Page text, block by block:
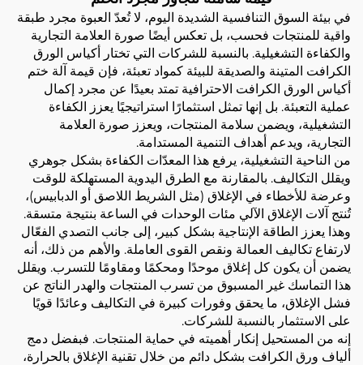
في بيئة السوق التنافسية الشديدة اليوم، لا تُعدّ العبوة مجرد طبقة
واقية للمنتجات فحسب، بل تعكس أيضًا صورة العلامة التجارية
والكفاءة التشغيلية. بالنسبة للشركات التي تختار أكياس الورق
الكرافت المتينة والصديقة للبيئة كمواد تعبئة، فإن قيمة آلة ختم
أكياس الورق الكرافت الاحترافية تمتد بعيدًا عن مجرد إكمال
عملية التعبئة. بل إنها تمثل استثمارًا استراتيجيًا يعزز الكفاءة
التشغيلية، ويضمن سلامة المنتجات، ويعزز صورة العلامة
التجارية، ويدعم أهداف التنمية المستدامة.
من الناحية التشغيلية، يرفع هذا المعدّات الكفاءة بشكل جوهري
ويقلل التكاليف. بالمقارنة مع الطرق اليدوية المستهلكة للوقت
وعرضة للأخطاء في الإغلاق (مثل الشريط اللاصق أو الدبابيس)،
تُنتج آلات الإغلاق الآلي مئات الوحدات في الساعة بنتيجة متسقة.
وهذا يعزز الطاقة الإنتاجية بشكل كبير، إلى جانب التصدي الفعّال
لارتفاع تكاليف العمالة ونقص القوى العاملة. والأهم من ذلك، أنه
يضمن أن يكون كل إغلاق موحدًا ومحكمًا ومقاومًا للتسرب. ويقلل
هذا التماسك غير المسبوق من تسرب المنتجات والهدر الناتج عن
فشل الإغلاق، ما يحقق وفورات كبيرة في التكاليف وعائدًا قويًا
على الاستثمار بالنسبة للشركات.
إنه من المستحيل إنكار أهميته في حماية المنتجات. فبفضل دمج
ألياف ورق الكرافت بشكل دائم من خلال تقنية الإغلاق بالحرارة،